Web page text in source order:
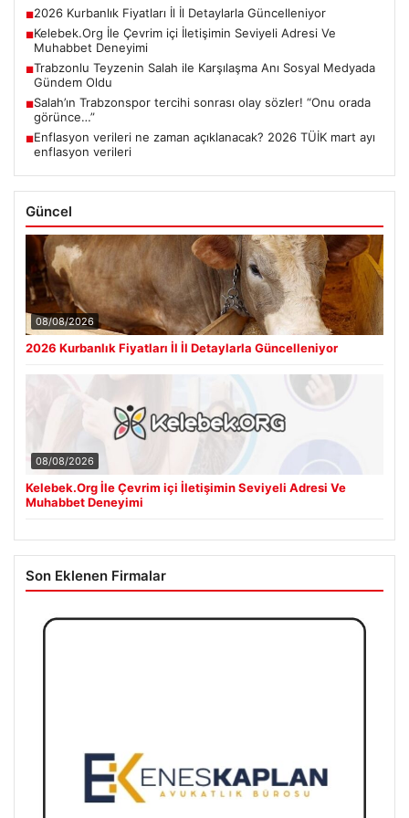
■2026 Kurbanlık Fiyatları İl İl Detaylarla Güncelleniyor
■Kelebek.Org İle Çevrim içi İletişimin Seviyeli Adresi Ve
Muhabbet Deneyimi
■Trabzonlu Teyzenin Salah ile Karşılaşma Anı Sosyal Medyada
Gündem Oldu
■Salah’ın Trabzonspor tercihi sonrası olay sözler! “Onu orada
görünce…”
■Enflasyon verileri ne zaman açıklanacak? 2026 TÜİK mart ayı
enflasyon verileri
Güncel
08/08/2026
2026 Kurbanlık Fiyatları İl İl Detaylarla Güncelleniyor
08/08/2026
Kelebek.Org İle Çevrim içi İletişimin Seviyeli Adresi Ve
Muhabbet Deneyimi
Son Eklenen Firmalar